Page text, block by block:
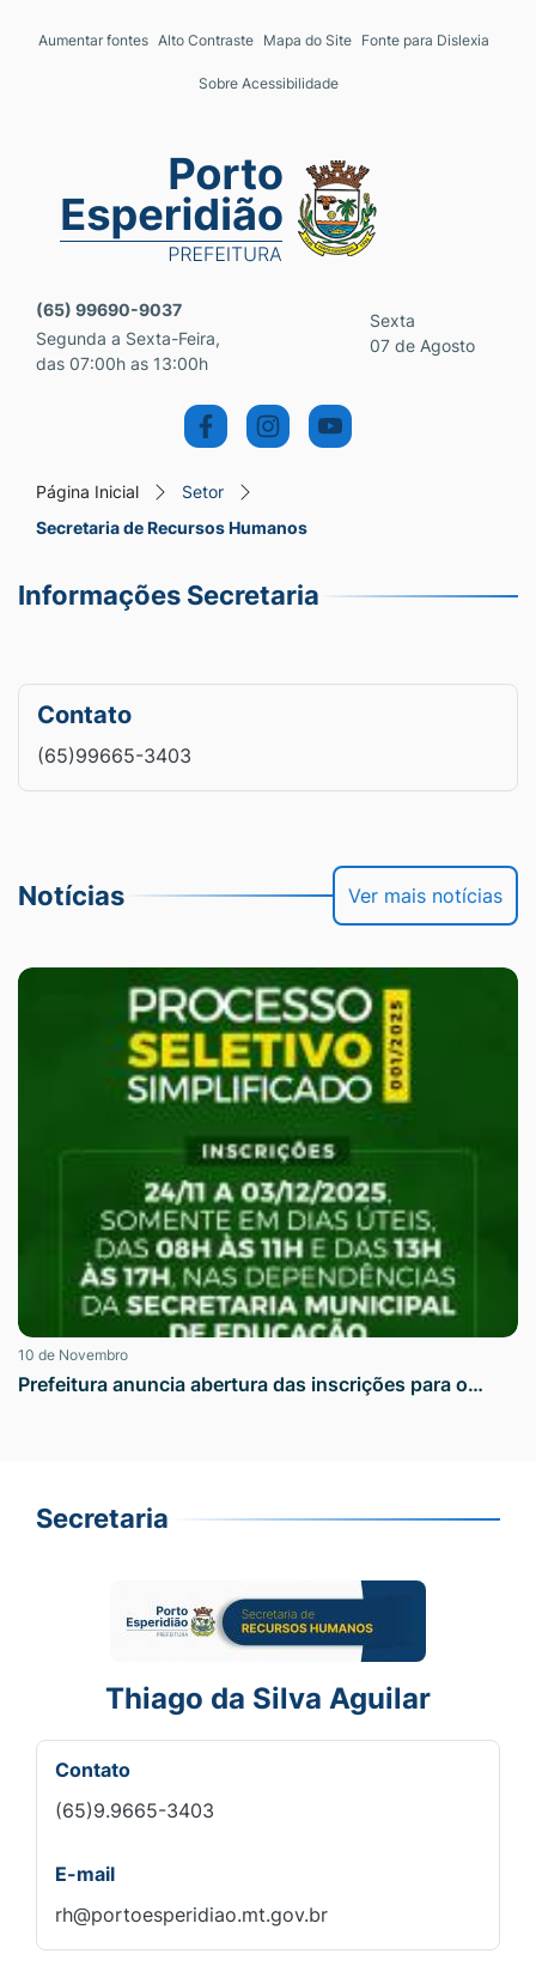
Seção de atalhos e links
Ir para a busca [alt+3]
Aumentar fontes Alto Contraste Mapa do Site Fonte para Dislexia
Sobre Acessibilidade
Seção do menu principal
(65) 99690-9037
Segunda a Sexta-Feira,
das 07:00h as 13:00h
Sexta
07 de Agosto
Página Inicial
Setor
Secretaria de Recursos Humanos
Informações Secretaria
Contato
(65)99665-3403
Notícias Ver mais notícias
10 de Novembro
Prefeitura anuncia abertura das inscrições para o…
Secretaria
Thiago da Silva Aguilar
Contato
(65)9.9665-3403
E-mail
rh@portoesperidiao.mt.gov.br